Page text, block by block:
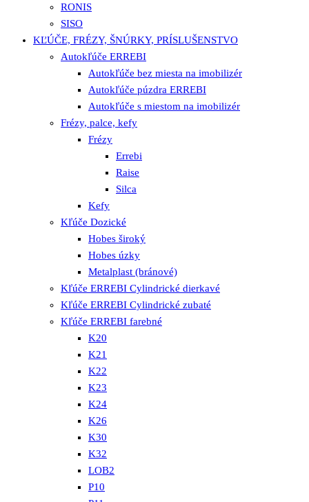
RONIS
SISO
KĽÚČE, FRÉZY, ŠNÚRKY, PRÍSLUŠENSTVO
Autokľúče ERREBI
Autokľúče bez miesta na imobilizér
Autokľúče púzdra ERREBI
Autokľúče s miestom na imobilizér
Frézy, palce, kefy
Frézy
Errebi
Raise
Silca
Kefy
Kľúče Dozické
Hobes široký
Hobes úzky
Metalplast (bránové)
Kľúče ERREBI Cylindrické dierkavé
Kľúče ERREBI Cylindrické zubaté
Kľúče ERREBI farebné
K20
K21
K22
K23
K24
K26
K30
K32
LOB2
P10